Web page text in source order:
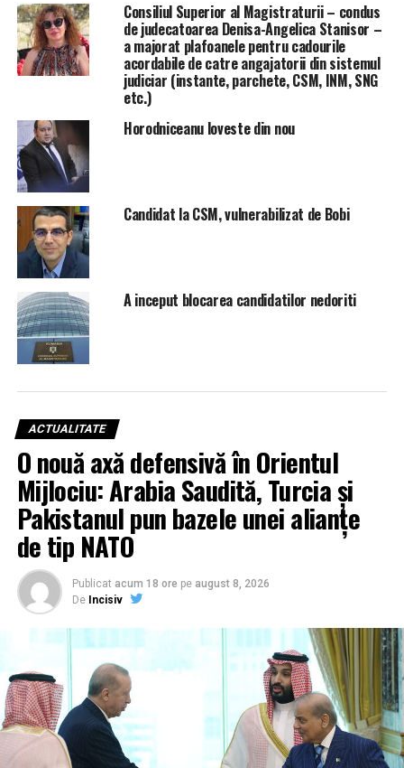
Consiliul Superior al Magistraturii – condus
de judecatoarea Denisa-Angelica Stanisor –
a majorat plafoanele pentru cadourile
acordabile de catre angajatorii din sistemul
judiciar (instante, parchete, CSM, INM, SNG
etc.)
Horodniceanu loveste din nou
Candidat la CSM, vulnerabilizat de Bobi
A inceput blocarea candidatilor nedoriti
ACTUALITATE
O nouă axă defensivă în Orientul
Mijlociu: Arabia Saudită, Turcia și
Pakistanul pun bazele unei alianțe
de tip NATO
Publicat acum 18 ore pe august 8, 2026
De Incisiv